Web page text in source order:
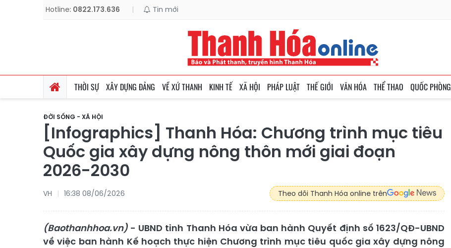
Hotline: 0822.173.636 | Tin mới
THỜI SỰ XÂY DỰNG ĐẢNG VỀ XỨ THANH KINH TẾ XÃ HỘI PHÁP LUẬT THẾ GIỚI VĂN HÓA THỂ THAO QUỐC PHÒNG
ĐỜI SỐNG - XÃ HỘI
[Infographics] Thanh Hóa: Chương trình mục tiêu
Quốc gia xây dựng nông thôn mới giai đoạn
2026-2030
VH 16:38 08/06/2026 Theo dõi Thanh Hóa online trên
(Baothanhhoa.vn) - UBND tỉnh Thanh Hóa vừa ban hành Quyết định số 1623/QĐ-UBND
về việc ban hành Kế hoạch thực hiện Chương trình mục tiêu quốc gia xây dựng nông